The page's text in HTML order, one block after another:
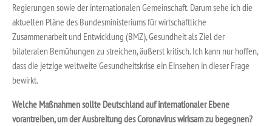
Regierungen sowie der internationalen Gemeinschaft. Darum sehe ich die
aktuellen Pläne des Bundesministeriums für wirtschaftliche
Zusammenarbeit und Entwicklung (BMZ), Gesundheit als Ziel der
bilateralen Bemühungen zu streichen, äußerst kritisch. Ich kann nur hoffen,
dass die jetzige weltweite Gesundheitskrise ein Einsehen in dieser Frage
bewirkt.
Welche Maßnahmen sollte Deutschland auf internationaler Ebene
vorantreiben, um der Ausbreitung des Coronavirus wirksam zu begegnen?